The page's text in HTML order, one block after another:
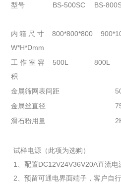
型号 BS-500SC BS-
内箱尺寸
W*H*Dmm
800*800*800
工作室容
积
500L 800L
金属筛网表间距
金属丝直径
滑石粉用量
试样电源（此项为选购）
1、配置DC12V24V36V20A直流电
2、预留可通电界面端子，客户自